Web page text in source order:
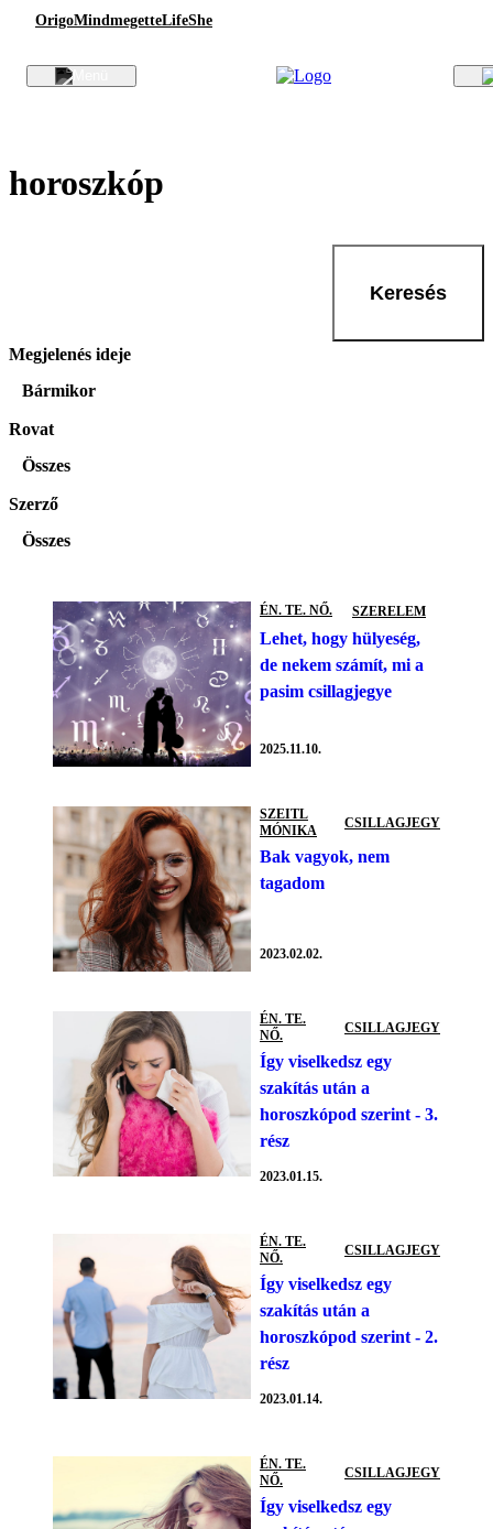
OrigoMindmegetteLifeShe
horoszkóp
Keresés
Megjelenés ideje
Bármikor
Rovat
Összes
Szerző
Összes
ÉN. TE. NŐ. SZERELEM
Lehet, hogy hülyeség,
de nekem számít, mi a
pasim csillagjegye
2025.11.10.
SZEITL
MÓNIKA
CSILLAGJEGY
Bak vagyok, nem
tagadom
2023.02.02.
ÉN. TE.
NŐ.
CSILLAGJEGY
Így viselkedsz egy
szakítás után a
horoszkópod szerint - 3.
rész
2023.01.15.
ÉN. TE.
NŐ.
CSILLAGJEGY
Így viselkedsz egy
szakítás után a
horoszkópod szerint - 2.
rész
2023.01.14.
ÉN. TE.
NŐ.
CSILLAGJEGY
Így viselkedsz egy